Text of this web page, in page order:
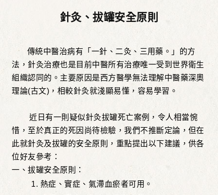
針灸、拔罐安全原則
傳統中醫治病有「一針、二灸、三用藥。」的方
法，針灸治療也是目前中醫所有治療唯一受到世界衛生
組織認同的。主要原因是西方醫學無法理解中醫藥深奧
理論(古文)，相較針灸就淺顯易懂，容易學習。
近日有一則疑似針灸拔罐死亡案例，令人相當惋
惜，至於真正的死因尚待檢驗，我們不推斷定論，但在
此就針灸及拔罐的安全原則，重點提出以下建議，供各
位好友參考：
一、拔罐安全原則：
1. 熱症、實症、氣滯血瘀者可用。